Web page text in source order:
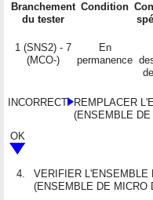
Branchement
du tester
Condition
1 (SNS2) - 7
(MCO-)
En
permanence
INCORRECT
REMPLACER
(ENSEMBLE
OK
4.
VERIFIER L'ENSEMBLE
(ENSEMBLE DE MICRO